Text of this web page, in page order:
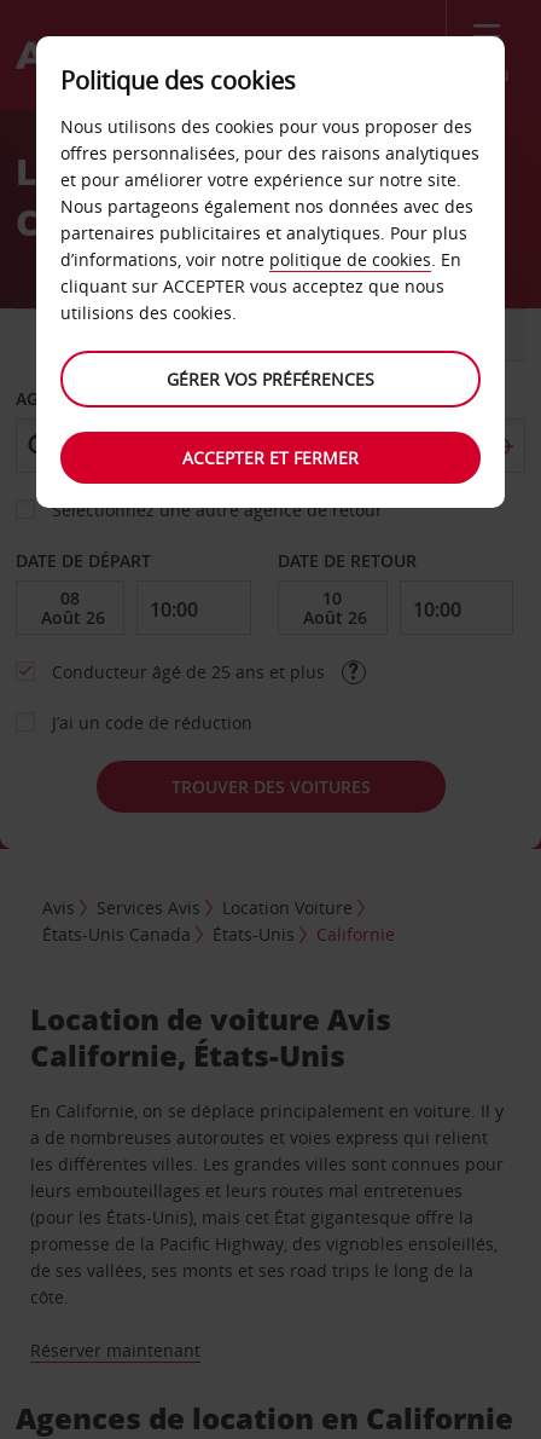
Menu
Welcome
AvisLocation de voiture
Californie
AGENCE DE DÉPART
Sélectionnez une autre agence de retour
DATE DE DÉPART DATE DE RETOUR
Conducteur âgé de 25 ans et plus
J’ai un code de réduction
TROUVER DES VOITURES
Avis Services Avis
Location Voiture
États-Unis Canada
États-Unis Californie
Location de voiture Avis
Californie, États-Unis
En Californie, on se déplace principalement en voiture. Il y
a de nombreuses autoroutes et voies express qui relient
les différentes villes. Les grandes villes sont connues pour
leurs embouteillages et leurs routes mal entretenues
(pour les États-Unis), mais cet État gigantesque offre la
promesse de la Pacific Highway, des vignobles ensoleillés,
de ses vallées, ses monts et ses road trips le long de la
côte.
Réserver maintenant
Agences de location en Californie
Politique des cookies
Nous utilisons des cookies pour vous proposer des
offres personnalisées, pour des raisons analytiques
et pour améliorer votre expérience sur notre site.
Nous partageons également nos données avec des
partenaires publicitaires et analytiques. Pour plus
d’informations, voir notre politique de cookies. En
cliquant sur ACCEPTER vous acceptez que nous
utilisions des cookies.
GÉRER VOS PRÉFÉRENCES
ACCEPTER ET FERMER